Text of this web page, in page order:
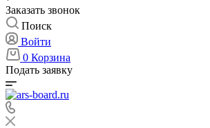
Заказать звонок
Поиск
Войти
0 Корзина
Подать заявку